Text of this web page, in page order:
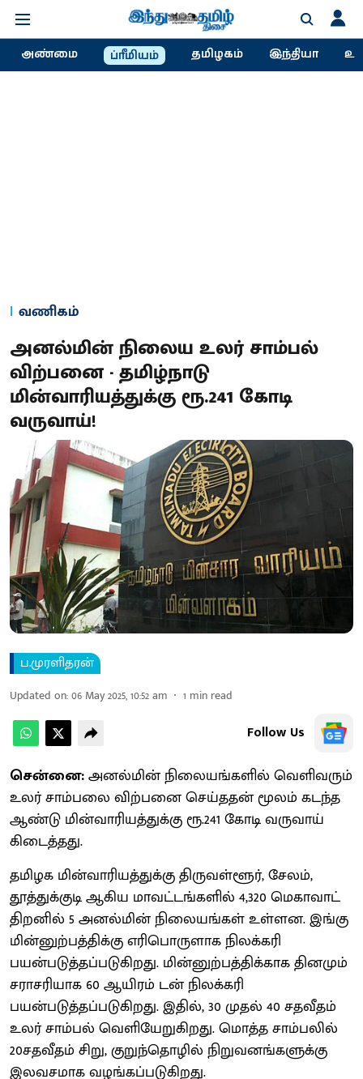
அண்மை ப்ரீமியம் தமிழகம் இந்தியா
வணிகம்
அனல்மின் நிலைய உலர் சாம்பல்
விற்பனை - தமிழ்நாடு
மின்வாரியத்துக்கு ரூ.241 கோடி
வருவாய்!
ப.முரளிதரன்
Updated on:06 May 2025, 10:52 am 1 min read
Follow Us
சென்னை:அனல்மின் நிலையங்களில் வெளிவரும்
உலர் சாம்பலை விற்பனை செய்ததன் மூலம் கடந்த
ஆண்டு மின்வாரியத்துக்கு ரூ.241 கோடி வருவாய்
கிடைத்தது.
தமிழக மின்வாரியத்துக்கு திருவள்ளூர், சேலம்,
தூத்துக்குடி ஆகிய மாவட்டங்களில் 4,320 மெகாவாட்
திறனில் 5 அனல்மின் நிலையங்கள் உள்ளன. இங்கு
மின்னுற்பத்திக்கு எரிபொருளாக நிலக்கரி
பயன்படுத்தப்படுகிறது. மின்னுற்பத்திக்காக தினமும்
சராசரியாக 60 ஆயிரம் டன் நிலக்கரி
பயன்படுத்தப்படுகிறது. இதில், 30 முதல் 40 சதவீதம்
உலர் சாம்பல் வெளியேறுகிறது. மொத்த சாம்பலில்
20சதவீதம் சிறு, குறுந்தொழில் நிறுவனங்களுக்கு
இலவசமாக வழங்கப்படுகிறது.